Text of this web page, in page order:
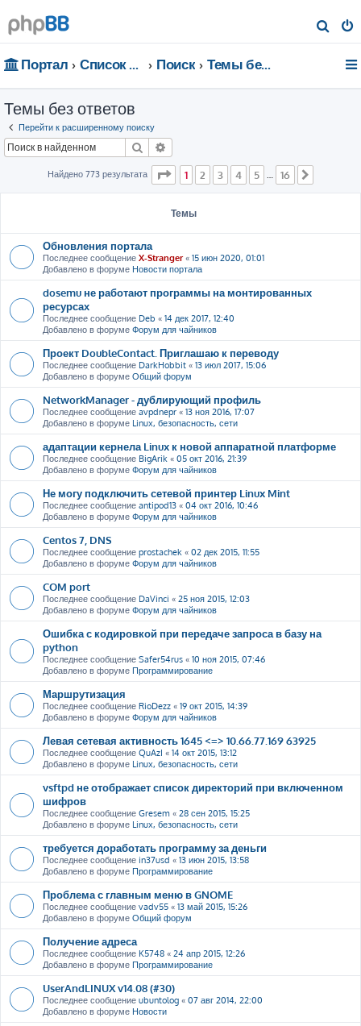
о
Портал Список форумов Поиск Темы без ответов
Темы без ответов
Перейти к расширенному поиску
Поиск
Найдено 773 результата Страница из 16
1 2 3 4 5 16
Темы
Обновления портала
Последнее сообщение X-Stranger« 15 июн 2020, 01:01
Добавлено в форуме Новости портала
dosemu не работают программы на монтированных
ресурсах
Последнее сообщение Deb « 14 дек 2017, 12:40
Добавлено в форуме Форум для чайников
Проект DoubleContact. Приглашаю к переводу
Последнее сообщение DarkHobbit « 13 июл 2017, 15:06
Добавлено в форуме Общий форум
NetworkManager - дублирующий профиль
Последнее сообщение avpdnepr « 13 ноя 2016, 17:07
Добавлено в форуме Linux, безопасность, сети
адаптации кернела Linux к новой аппаратной платформе
Последнее сообщение BigArik « 05 окт 2016, 21:39
Добавлено в форуме Форум для чайников
Не могу подключить сетевой принтер Linux Mint
Последнее сообщение antipod13 « 04 окт 2016, 10:46
Добавлено в форуме Форум для чайников
Centos 7, DNS
Последнее сообщение prostachek « 02 дек 2015, 11:55
Добавлено в форуме Форум для чайников
COM port
Последнее сообщение DaVinci « 25 ноя 2015, 12:03
Добавлено в форуме Форум для чайников
Ошибка с кодировкой при передаче запроса в базу на
python
Последнее сообщение Safer54rus « 10 ноя 2015, 07:46
Добавлено в форуме Программирование
Маршрутизация
Последнее сообщение RioDezz « 19 окт 2015, 14:39
Добавлено в форуме Форум для чайников
Левая сетевая активность 1645 <=> 10.66.77.169 63925
Последнее сообщение QuAzI « 14 окт 2015, 13:12
Добавлено в форуме Linux, безопасность, сети
vsftpd не отображает список директорий при включенном
шифров
Последнее сообщение Gresem « 28 сен 2015, 15:25
Добавлено в форуме Linux, безопасность, сети
требуется доработать программу за деньги
Последнее сообщение in37usd « 13 июн 2015, 13:58
Добавлено в форуме Программирование
Проблема с главным меню в GNOME
Последнее сообщение vadv55 « 13 май 2015, 15:26
Добавлено в форуме Общий форум
Получение адреса
Последнее сообщение K5748 « 24 апр 2015, 12:26
Добавлено в форуме Программирование
UserAndLINUX v14.08 (#30)
Последнее сообщение ubuntolog « 07 авг 2014, 22:00
Добавлено в форуме Новости